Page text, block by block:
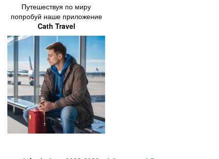
Путешествуя по миру
попробуй наше приложение
Cath Travel